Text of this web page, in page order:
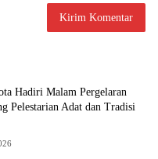
Hadiri Malam Pergelaran
Pelestarian Adat dan Tradisi